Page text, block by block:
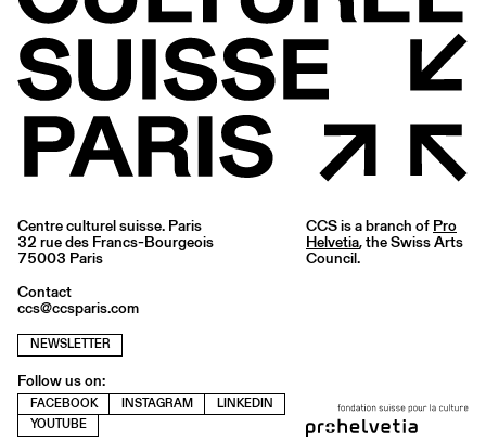
Centre culturel suisse. Paris
32 rue des Francs-Bourgeois
75003 Paris
Contact
ccs@ccsparis.com
NEWSLETTER
Follow us on:
FACEBOOK INSTAGRAM
LINKEDIN
YOUTUBE
CCS is a branch of Pro
Helvetia, the Swiss Arts
Council.